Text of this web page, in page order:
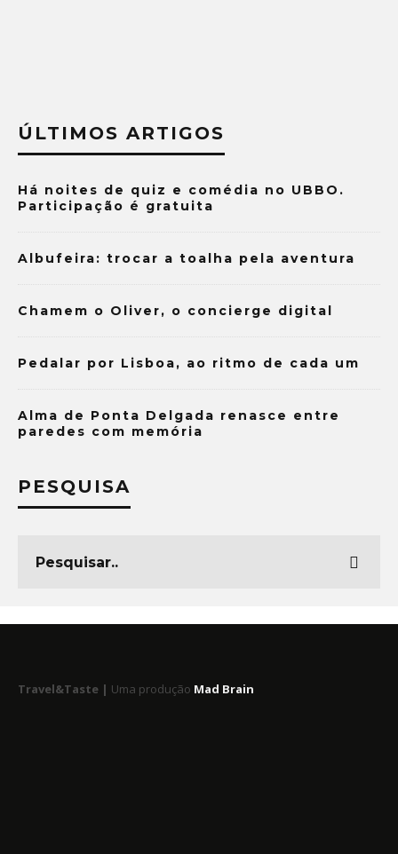
ÚLTIMOS ARTIGOS
Há noites de quiz e comédia no UBBO.
Participação é gratuita
Albufeira: trocar a toalha pela aventura
Chamem o Oliver, o concierge digital
Pedalar por Lisboa, ao ritmo de cada um
Alma de Ponta Delgada renasce entre
paredes com memória
PESQUISA
Travel&Taste | Uma produção Mad Brain